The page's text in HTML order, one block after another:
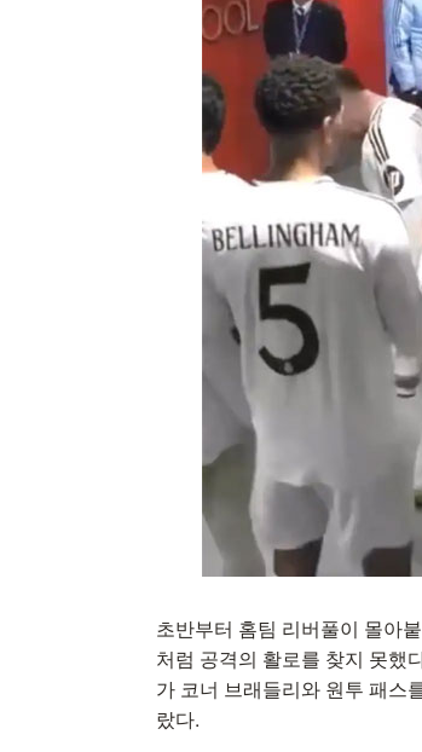
초반부터 홈팀 리버풀이 몰아
처럼 공격의 활로를 찾지 못했
가 코너 브래들리와 원투 패스
랐다.